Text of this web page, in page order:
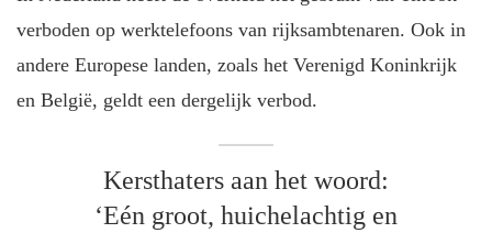
verboden op werktelefoons van rijksambtenaren. Ook in
andere Europese landen, zoals het Verenigd Koninkrijk
en België, geldt een dergelijk verbod.
Kersthaters aan het woord:
‘Eén groot, huichelachtig en